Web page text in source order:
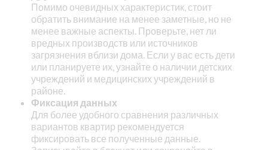
Помимо очевидных характеристик, стоит
обратить внимание на менее заметные, но не
менее важные аспекты. Проверьте, нет ли
вредных производств или источников
загрязнения вблизи дома. Если у вас есть дети
или планируете их, узнайте о наличии детских
учреждений и медицинских учреждений в
районе.
Фиксация данных
Для более удобного сравнения различных
вариантов квартир рекомендуется
фиксировать все полученные данные.